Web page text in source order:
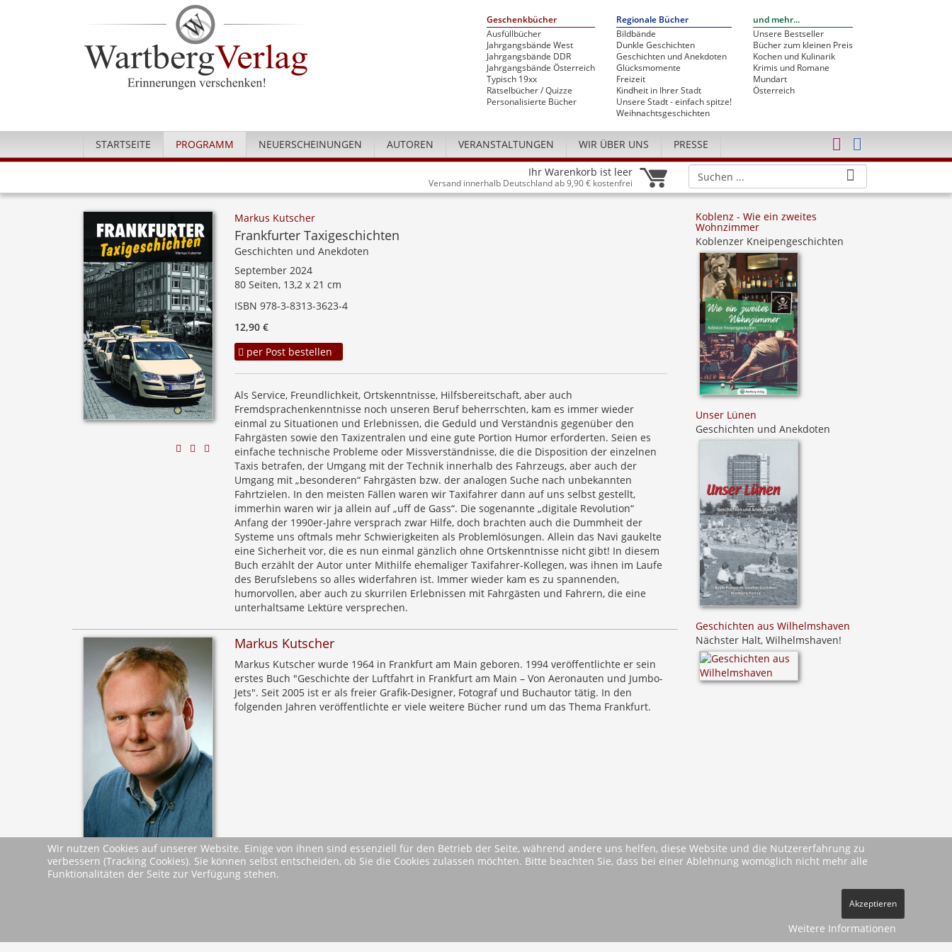
Geschenkbücher
Ausfüllbücher
Jahrgangsbände West
Jahrgangsbände DDR
Jahrgangsbände Österreich
Typisch 19xx
Rätselbücher / Quizze
Personalisierte Bücher
Regionale Bücher
Bildbände
Dunkle Geschichten
Geschichten und Anekdoten
Glücksmomente
Freizeit
Kindheit in Ihrer Stadt
Unsere Stadt - einfach spitze!
Weihnachtsgeschichten
und mehr...
Unsere Bestseller
Bücher zum kleinen Preis
Kochen und Kulinarik
Krimis und Romane
Mundart
Österreich
STARTSEITE PROGRAMM NEUERSCHEINUNGEN AUTOREN VERANSTALTUNGEN WIR ÜBER UNS PRESSE
Ihr Warenkorb ist leer
Versand innerhalb Deutschland ab 9,90 € kostenfrei
Markus Kutscher
Frankfurter Taxigeschichten
Geschichten und Anekdoten
September 2024
80 Seiten, 13,2 x 21 cm
ISBN 978-3-8313-3623-4
12,90 €
per Post bestellen
Als Service, Freundlichkeit, Ortskenntnisse, Hilfsbereitschaft, aber auch
Fremdsprachenkenntnisse noch unseren Beruf beherrschten, kam es immer wieder
einmal zu Situationen und Erlebnissen, die Geduld und Verständnis gegenüber den
Fahrgästen sowie den Taxizentralen und eine gute Portion Humor erforderten. Seien es
einfache technische Probleme oder Missverständnisse, die die Disposition der einzelnen
Taxis betrafen, der Umgang mit der Technik innerhalb des Fahrzeugs, aber auch der
Umgang mit „besonderen“ Fahrgästen bzw. der analogen Suche nach unbekannten
Fahrtzielen. In den meisten Fällen waren wir Taxifahrer dann auf uns selbst gestellt,
immerhin waren wir ja allein auf „uff de Gass“. Die sogenannte „digitale Revolution“
Anfang der 1990er-Jahre versprach zwar Hilfe, doch brachten auch die Dummheit der
Systeme uns oftmals mehr Schwierigkeiten als Problemlösungen. Allein das Navi gaukelte
eine Sicherheit vor, die es nun einmal gänzlich ohne Ortskenntnisse nicht gibt! In diesem
Buch erzählt der Autor unter Mithilfe ehemaliger Taxifahrer-Kollegen, was ihnen im Laufe
des Berufslebens so alles widerfahren ist. Immer wieder kam es zu spannenden,
humorvollen, aber auch zu skurrilen Erlebnissen mit Fahrgästen und Fahrern, die eine
unterhaltsame Lektüre versprechen.
Markus Kutscher
Markus Kutscher wurde 1964 in Frankfurt am Main geboren. 1994 veröffentlichte er sein
erstes Buch "Geschichte der Luftfahrt in Frankfurt am Main – Von Aeronauten und Jumbo-
Jets". Seit 2005 ist er als freier Grafik-Designer, Fotograf und Buchautor tätig. In den
folgenden Jahren veröffentlichte er viele weitere Bücher rund um das Thema Frankfurt.
Leseproben &
Presseinformation
Koblenz - Wie ein zweites
Wohnzimmer
Koblenzer Kneipengeschichten
Unser Lünen
Geschichten und Anekdoten
Geschichten aus Wilhelmshaven
Nächster Halt, Wilhelmshaven!
Wir nutzen Cookies auf unserer Website. Einige von ihnen sind essenziell für den Betrieb der Seite, während andere uns helfen, diese Website und die Nutzererfahrung zu
verbessern (Tracking Cookies). Sie können selbst entscheiden, ob Sie die Cookies zulassen möchten. Bitte beachten Sie, dass bei einer Ablehnung womöglich nicht mehr alle
Funktionalitäten der Seite zur Verfügung stehen.
Akzeptieren
Weitere Informationen